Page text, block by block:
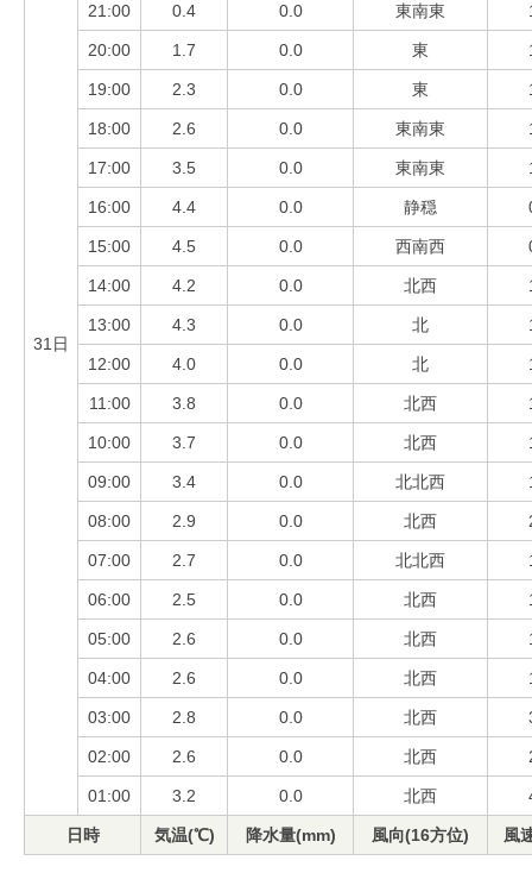
31日
21:00 0.4 0.0 東南東
20:00 1.7 0.0 東
19:00 2.3 0.0 東
18:00 2.6 0.0 東南東
17:00 3.5 0.0 東南東
16:00 4.4 0.0 静穏
15:00 4.5 0.0 西南西
14:00 4.2 0.0 北西
13:00 4.3 0.0 北
12:00 4.0 0.0 北
11:00 3.8 0.0 北西
10:00 3.7 0.0 北西
09:00 3.4 0.0 北北西
08:00 2.9 0.0 北西
07:00 2.7 0.0 北北西
06:00 2.5 0.0 北西
05:00 2.6 0.0 北西
04:00 2.6 0.0 北西
03:00 2.8 0.0 北西
02:00 2.6 0.0 北西
01:00 3.2 0.0 北西
日時 気温(℃) 降水量(mm) 風向(16方位) 風